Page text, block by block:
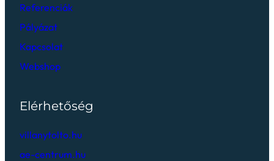
Referenciák
Pályázat
Kapcsolat
Webshop
Elérhetőség
villanytolto.hu
ae-centrum.hu